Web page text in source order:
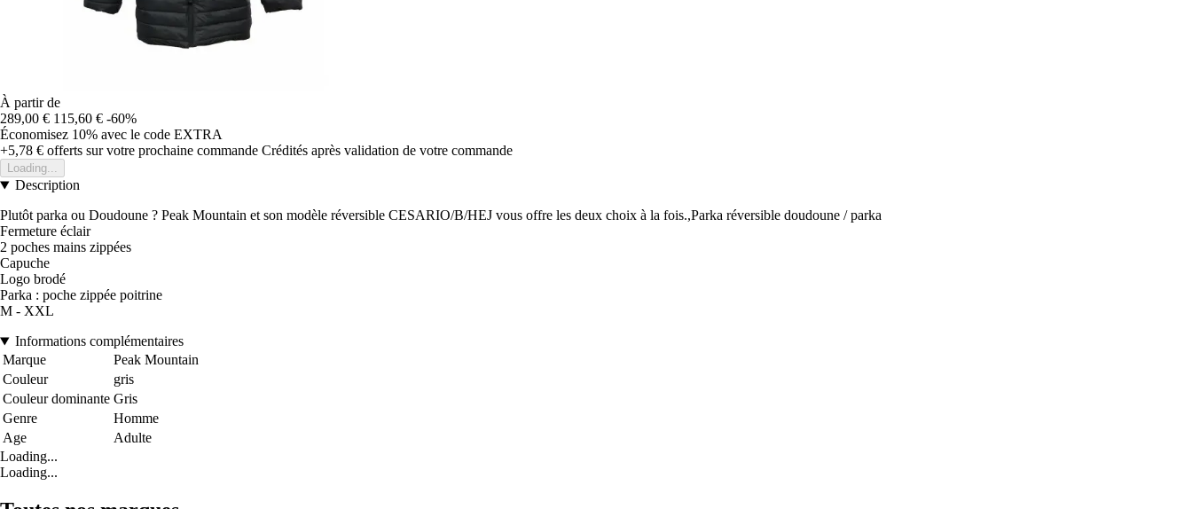
À partir de
289,00 € 115,60 € -60%
Économisez 10% avec le code EXTRA
+5,78 € offerts sur votre prochaine commande Crédités après validation de votre commande
Loading...
Description
Plutôt parka ou Doudoune ? Peak Mountain et son modèle réversible CESARIO/B/HEJ vous offre les deux choix à la fois.,Parka réversible doudoune / parka
Fermeture éclair
2 poches mains zippées
Capuche
Logo brodé
Parka : poche zippée poitrine
M - XXL
Informations complémentaires
Marque
Peak Mountain
Couleur
gris
Couleur dominante Gris
Genre
Homme
Age
Adulte
Loading...
Loading...